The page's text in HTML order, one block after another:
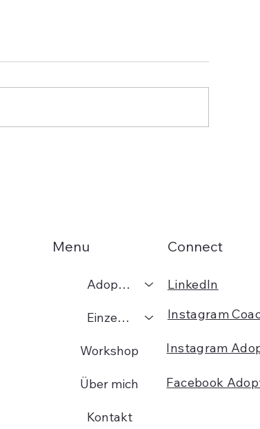
Menu
Adoption
Einzelcoaching
Workshop
Über mich
Kontakt
Connect
LinkedIn
Instagram
Instagram
Facebook